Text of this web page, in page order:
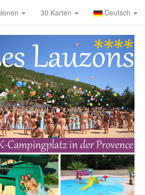
30 Karten Deutsch